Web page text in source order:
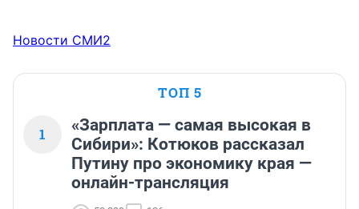
Новости СМИ2
ТОП 5
1
«Зарплата — самая высокая в
Сибири»: Котюков рассказал
Путину про экономику края —
онлайн-трансляция